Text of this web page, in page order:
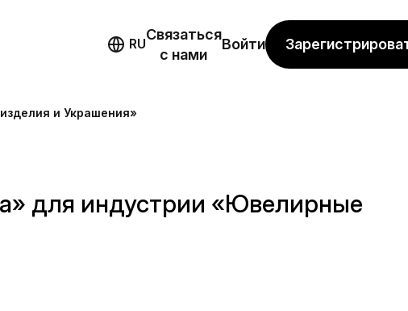
RU
Связаться
с нами
Войти
и Украшения»
для индустрии «Ювелирные